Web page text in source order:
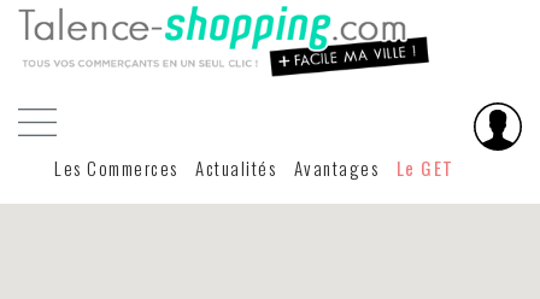
Les Commerces Actualités Avantages Le GET